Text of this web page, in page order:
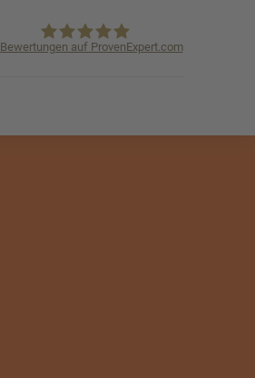
Bewertungen auf ProvenExpert.com